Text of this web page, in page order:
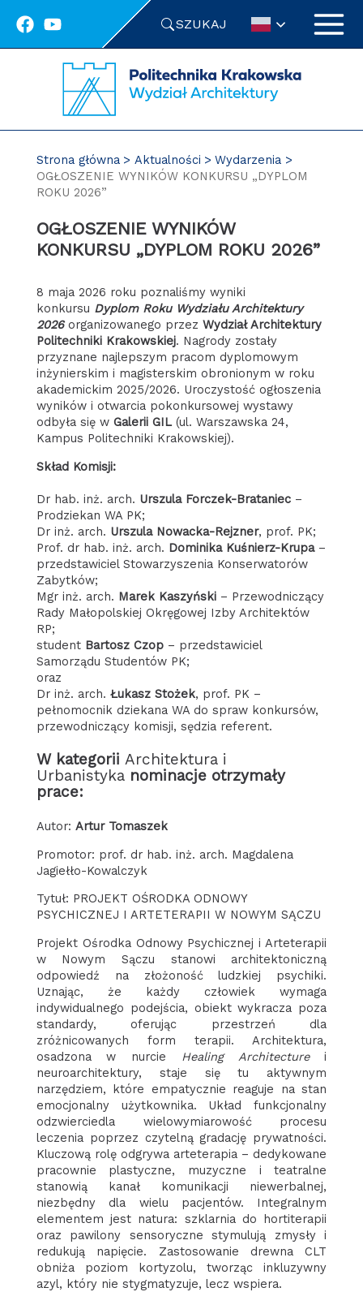
SZUKAJ
Strona główna Aktualności
Wydarzenia
OGŁOSZENIE WYNIKÓW KONKURSU „DYPLOM
ROKU 2026”
OGŁOSZENIE WYNIKÓW
KONKURSU „DYPLOM ROKU 2026”
8 maja 2026 roku poznaliśmy wyniki
konkursu Dyplom Roku Wydziału Architektury
2026organizowanego przez Wydział Architektury
Politechniki Krakowskiej. Nagrody zostały
przyznane najlepszym pracom dyplomowym
inżynierskim i magisterskim obronionym w roku
akademickim 2025/2026. Uroczystość ogłoszenia
wyników i otwarcia pokonkursowej wystawy
odbyła się w Galerii GIL(ul. Warszawska 24,
Kampus Politechniki Krakowskiej).
Skład Komisji:
Dr hab. inż. arch. Urszula Forczek-Brataniec–
Prodziekan WA PK;
Dr inż. arch. Urszula Nowacka-Rejzner, prof. PK;
Prof. dr hab. inż. arch. Dominika Kuśnierz-Krupa–
przedstawiciel Stowarzyszenia Konserwatorów
Zabytków;
Mgr inż. arch. Marek Kaszyński – Przewodniczący
Rady Małopolskiej Okręgowej Izby Architektów
RP;
student Bartosz Czop– przedstawiciel
Samorządu Studentów PK;
oraz
Dr inż. arch. Łukasz Stożek, prof. PK –
pełnomocnik dziekana WA do spraw konkursów,
przewodniczący komisji, sędzia referent.
W kategorii Architektura i
Urbanistykanominacje otrzymały
prace:
Autor: Artur Tomaszek
Promotor: prof. dr hab. inż. arch. Magdalena
Jagiełło-Kowalczyk
Tytuł: PROJEKT OŚRODKA ODNOWY
PSYCHICZNEJ I ARTETERAPII W NOWYM SĄCZU
Projekt Ośrodka Odnowy Psychicznej i Arteterapii
w Nowym Sączu stanowi architektoniczną
odpowiedź na złożoność ludzkiej psychiki.
Uznając, że każdy człowiek wymaga
indywidualnego podejścia, obiekt wykracza poza
standardy, oferując przestrzeń dla
zróżnicowanych form terapii. Architektura,
osadzona w nurcie Healing Architecturei
neuroarchitektury, staje się tu aktywnym
narzędziem, które empatycznie reaguje na stan
emocjonalny użytkownika. Układ funkcjonalny
odzwierciedla wielowymiarowość procesu
leczenia poprzez czytelną gradację prywatności.
Kluczową rolę odgrywa arteterapia – dedykowane
pracownie plastyczne, muzyczne i teatralne
stanowią kanał komunikacji niewerbalnej,
niezbędny dla wielu pacjentów. Integralnym
elementem jest natura: szklarnia do hortiterapii
oraz pawilony sensoryczne stymulują zmysły i
redukują napięcie. Zastosowanie drewna CLT
obniża poziom kortyzolu, tworząc inkluzywny
azyl, który nie stygmatyzuje, lecz wspiera.